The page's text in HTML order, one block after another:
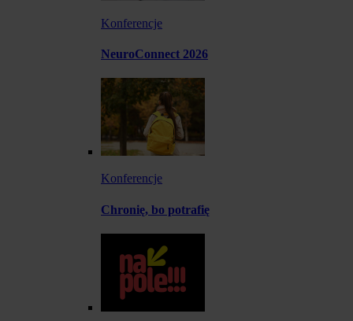
Konferencje
NeuroConnect 2026
Konferencje
Chronię, bo potrafię